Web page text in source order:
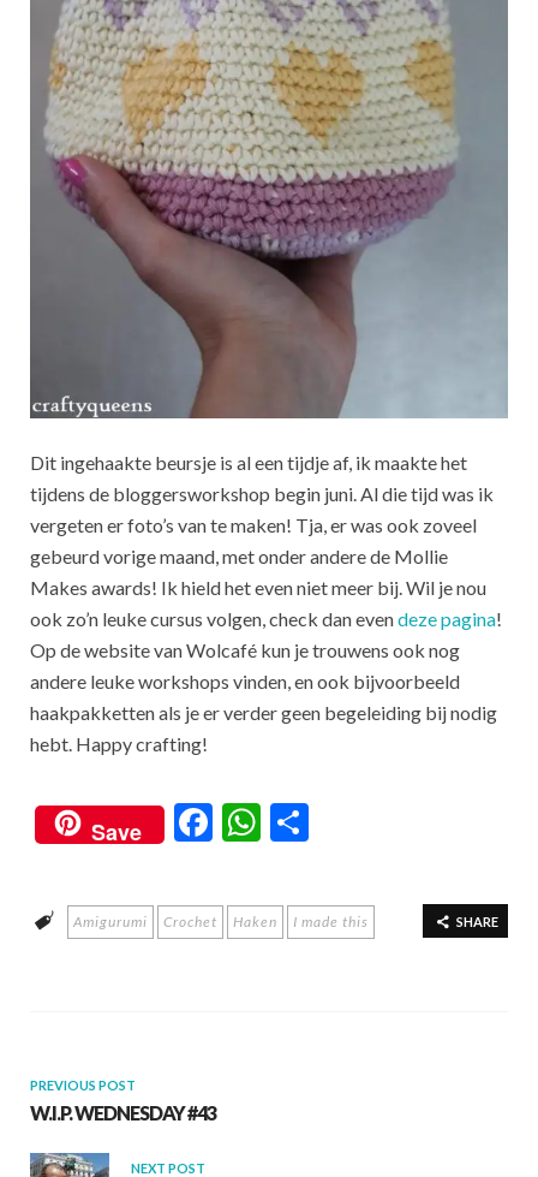
Dit ingehaakte beursje is al een tijdje af, ik maakte het
tijdens de bloggersworkshop begin juni. Al die tijd was ik
vergeten er foto’s van te maken! Tja, er was ook zoveel
gebeurd vorige maand, met onder andere de Mollie
Makes awards! Ik hield het even niet meer bij. Wil je nou
ook zo’n leuke cursus volgen, check dan evendeze pagina!
Op de website van Wolcafé kun je trouwens ook nog
andere leuke workshops vinden, en ook bijvoorbeeld
haakpakketten als je er verder geen begeleiding bij nodig
hebt. Happy crafting!
Save
F
e
b
W
at
s
ar
e
SHARE
Amigurumi Crochet Haken I made this
PREVIOUS POST
W.I.P. WEDNESDAY #43
NEXT POST